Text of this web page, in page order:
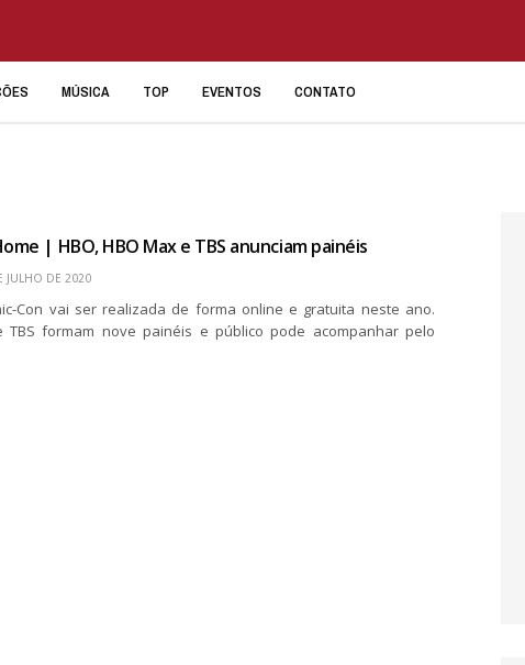
MÚSICA TOP EVENTOS CONTATO
| HBO, HBO Max e TBS anunciam painéis
JULHO DE 2020
Con vai ser realizada de forma online e gratuita neste ano.
TBS formam nove painéis e público pode acompanhar pelo